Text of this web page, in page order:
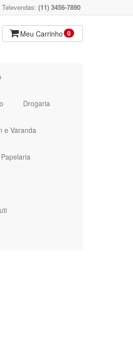
Televendas: (11) 3456-7890
Meu Carrinho 0
Drogaria
e Varanda
Papelaria